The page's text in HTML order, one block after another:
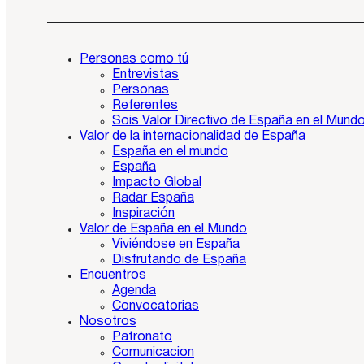
Personas como tú
Entrevistas
Personas
Referentes
Sois Valor Directivo de España en el
Valor de la internacionalidad de España
España en el mundo
España
Impacto Global
Radar España
Inspiración
Valor de España en el Mundo
Viviéndose en España
Disfrutando de España
Encuentros
Agenda
Convocatorias
Nosotros
Patronato
Comunicacion